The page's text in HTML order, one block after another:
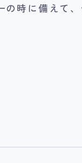
時に備えて